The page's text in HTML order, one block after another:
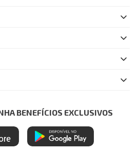
BENEFÍCIOS EXCLUSIVOS